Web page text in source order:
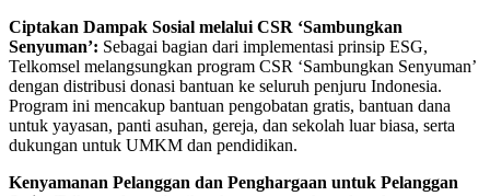
Ciptakan Dampak Sosial melalui CSR ‘Sambungkan
Senyuman’: Sebagai bagian dari implementasi prinsip ESG,
Telkomsel melangsungkan program CSR ‘Sambungkan Senyuman’
dengan distribusi donasi bantuan ke seluruh penjuru Indonesia.
Program ini mencakup bantuan pengobatan gratis, bantuan dana
untuk yayasan, panti asuhan, gereja, dan sekolah luar biasa, serta
dukungan untuk UMKM dan pendidikan.
Kenyamanan Pelanggan dan Penghargaan untuk Pelanggan